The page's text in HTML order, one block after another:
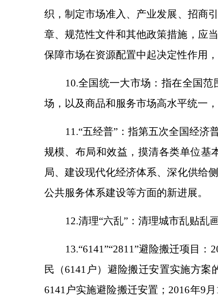
织，制定市场准入 、 产业发展、 招商
章、规范性文件和其他政策措施，应
保障市场在资源配置中起决定性作用
10.全国统一大市场：指在全国
场，以及商品和服务市场高水平统一
11.“五经普”：指第五次全国经济
规模、布局和效益，摸清各类单位基
局、 建设现代化经济体系、深化供给
公共服务体系建设等方面的新进展。
12.清理“六乱”：清理城市乱贴
13.“6141”“2811”避险搬迁项目
民（6141户）避险搬迁安置实施方
6141户实施避险搬迁安置；2016年9